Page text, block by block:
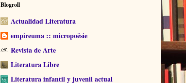
Blogroll
Actualidad Literatura
empireuma :: micropoësie
Revista de Arte
Literatura Libre
Literatura infantil y juvenil actual